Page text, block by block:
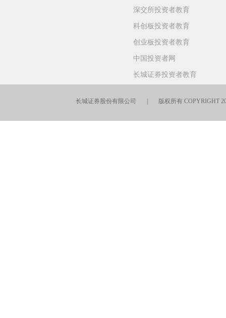
深交所投资者教育
科创板投资者教育
创业板投资者教育
中国投资者网
长城证券投资者教育
长城证券股份有限公司 | 版权所有 COPYRIGHT